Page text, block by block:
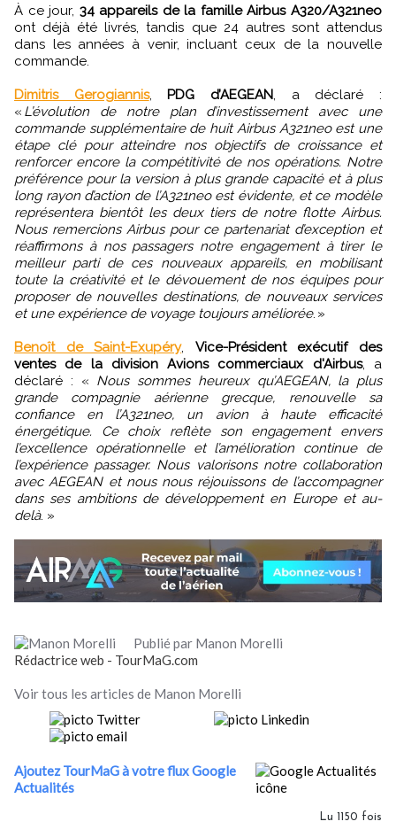
À ce jour, 34 appareils de la famille Airbus A320/A321neo
ont déjà été livrés, tandis que 24 autres sont attendus
dans les années à venir, incluant ceux de la nouvelle
commande.
Dimitris Gerogiannis, PDG d’AEGEAN , a déclaré :
« L’évolution de notre plan d’investissement avec une
commande supplémentaire de huit Airbus A321neo est une
étape clé pour atteindre nos objectifs de croissance et
renforcer encore la compétitivité de nos opérations. Notre
préférence pour la version à plus grande capacité et à plus
long rayon d’action de l’A321neo est évidente, et ce modèle
représentera bientôt les deux tiers de notre flotte Airbus.
Nous remercions Airbus pour ce partenariat d’exception et
réaffirmons à nos passagers notre engagement à tirer le
meilleur parti de ces nouveaux appareils, en mobilisant
toute la créativité et le dévouement de nos équipes pour
proposer de nouvelles destinations, de nouveaux services
et une expérience de voyage toujours améliorée. »
Benoît de Saint-Exupéry, Vice-Président exécutif des
ventes de la division Avions commerciaux d'Airbus, a
déclaré : « Nous sommes heureux qu’AEGEAN, la plus
grande compagnie aérienne grecque, renouvelle sa
confiance en l’A321neo, un avion à haute efficacité
énergétique. Ce choix reflète son engagement envers
l’excellence opérationnelle et l’amélioration continue de
l’expérience passager. Nous valorisons notre collaboration
avec AEGEAN et nous nous réjouissons de l’accompagner
dans ses ambitions de développement en Europe et au-
delà. »
Publié par Manon Morelli
Rédactrice web - TourMaG.com
Voir tous les articles de Manon Morelli
Ajoutez TourMaG à votre flux Google
Actualités
Lu 1150 fois